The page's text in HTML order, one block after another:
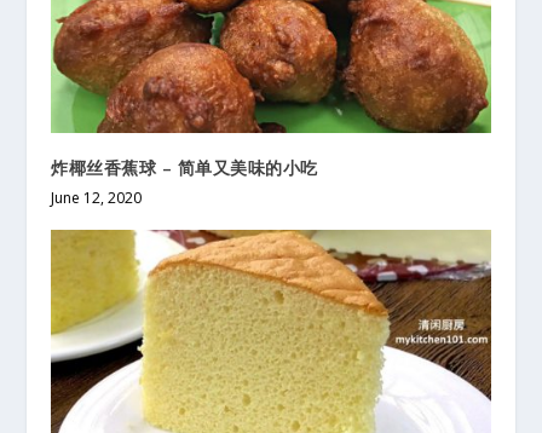
炸椰丝香蕉球 – 简单又美味的小吃
June 12, 2020